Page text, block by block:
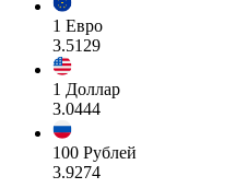
1 Евро
3.5129
1 Доллар
3.0444
100 Рублей
3.9274